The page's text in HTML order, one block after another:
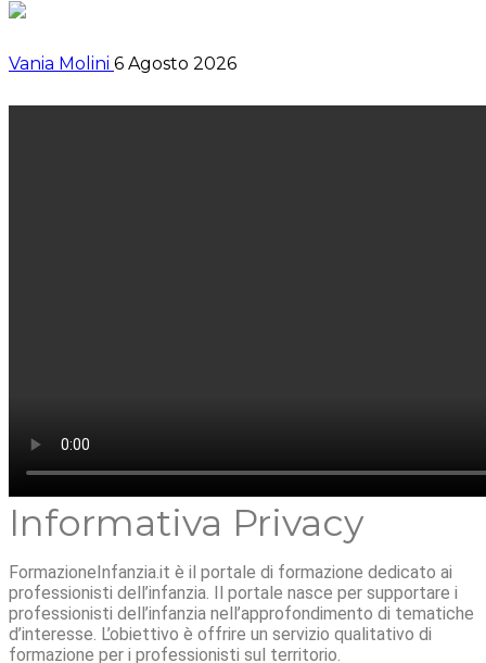
Vania Molini 6 Agosto 2026
Informativa Privacy
FormazioneInfanzia.it è il portale di formazione dedicato ai
professionisti dell’infanzia. Il portale nasce per supportare i
professionisti dell’infanzia nell’approfondimento di tematiche
d’interesse. L’obiettivo è offrire un servizio qualitativo di
formazione per i professionisti sul territorio.